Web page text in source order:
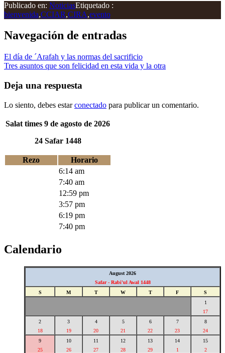
Publicado en: NoticiasEtiquetado :
bienvenida,CCIAR,CIRA,evento
Navegación de entradas
El día de ´Arafah y las normas del sacrificio
Tres asuntos que son felicidad en esta vida y la otra
Deja una respuesta
Lo siento, debes estarconectado para publicar un comentario.
Salat times 9 de agosto de 2026
24 Safar 1448
Rezo
Horario
6:14 am
7:40 am
12:59 pm
3:57 pm
6:19 pm
7:40 pm
Calendario
August 2026
Safar - Rabi'ul Awal 1448
S
M T W T F
S
1
17
2
18
3
19
4
20
5
21
6
22
7
23
8
24
9
25
10
26
11
27
12
28
13
29
14
1
15
2